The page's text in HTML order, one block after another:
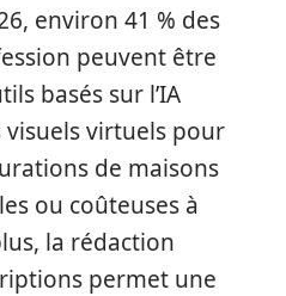
environ 41 % des
peuvent être
basés sur l’IA
virtuels pour
de maisons
ou coûteuses à
la rédaction
permet une